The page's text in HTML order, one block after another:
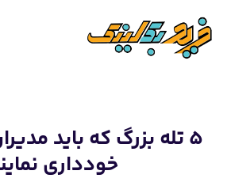
۵ تله بزرگ که باید
خودداری